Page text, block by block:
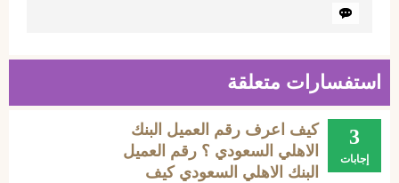
استفسارات متعلقة
3
إجابات
كيف اعرف رقم العميل البنك
الاهلي السعودي ؟ رقم العميل
البنك الاهلي السعودي كيف